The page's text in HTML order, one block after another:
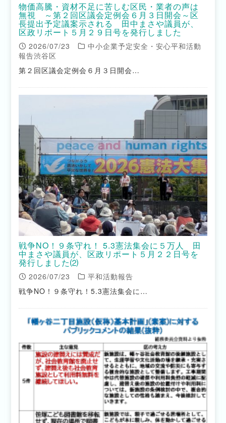
物価高騰・資材不足に苦しむ区民・業者の声は
無視 ～第２回区議会定例会６月３日開会～区
長提出予定議案示される 田中まさや議員が、
区政リポート５月２９日号を発行しました
2026/07/23
中小企業予定安全・安心平和活動
報告渋谷区
第２回区議会定例会６月３日開会…
戦争NO！９条守れ！ 5.3憲法集会に５万人 田
中まさや議員が、区政リポート５月２２日号を
発行しました⑵
2026/07/23
平和活動報告
戦争NO！９条守れ！5.3憲法集会に…